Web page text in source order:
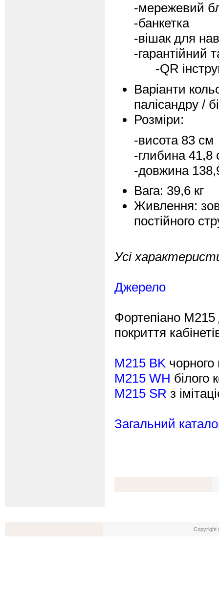
-мережевий
-банкетка
-вішак для
-гарантійний
-QR
Варіанти
палісандру /
Розміри:
-висота 83 см
-глибина 41,8
-довжина
Вага: 39,6 кг
Живлення:
постійного
Усі
Джерело
Фортепіано
покриття
M215 BK чорного
M215 WH білого
M215 SR з
Загальний
Copyright